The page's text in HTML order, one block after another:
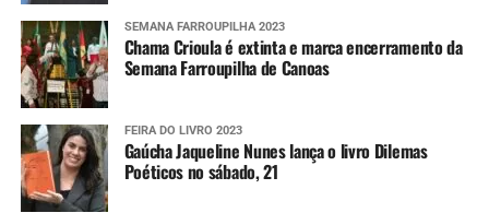
SEMANA FARROUPILHA 2023
Chama Crioula é extinta e marca encerramento da
Semana Farroupilha de Canoas
FEIRA DO LIVRO 2023
Gaúcha Jaqueline Nunes lança o livro Dilemas
Poéticos no sábado, 21